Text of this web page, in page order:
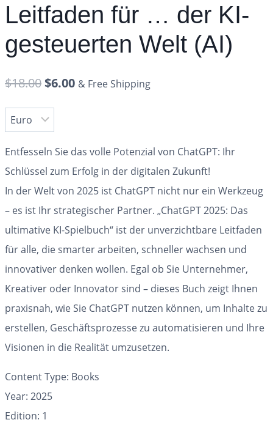
Leitfaden für … der KI-
gesteuerten Welt (AI)
$18.00 $6.00 & Free Shipping
Entfesseln Sie das volle Potenzial von ChatGPT: Ihr
Schlüssel zum Erfolg in der digitalen Zukunft!
In der Welt von 2025 ist ChatGPT nicht nur ein Werkzeug
– es ist Ihr strategischer Partner. „ChatGPT 2025: Das
ultimative KI-Spielbuch“ ist der unverzichtbare Leitfaden
für alle, die smarter arbeiten, schneller wachsen und
innovativer denken wollen. Egal ob Sie Unternehmer,
Kreativer oder Innovator sind – dieses Buch zeigt Ihnen
praxisnah, wie Sie ChatGPT nutzen können, um Inhalte zu
erstellen, Geschäftsprozesse zu automatisieren und Ihre
Visionen in die Realität umzusetzen.
Content Type: Books
Year: 2025
Edition: 1